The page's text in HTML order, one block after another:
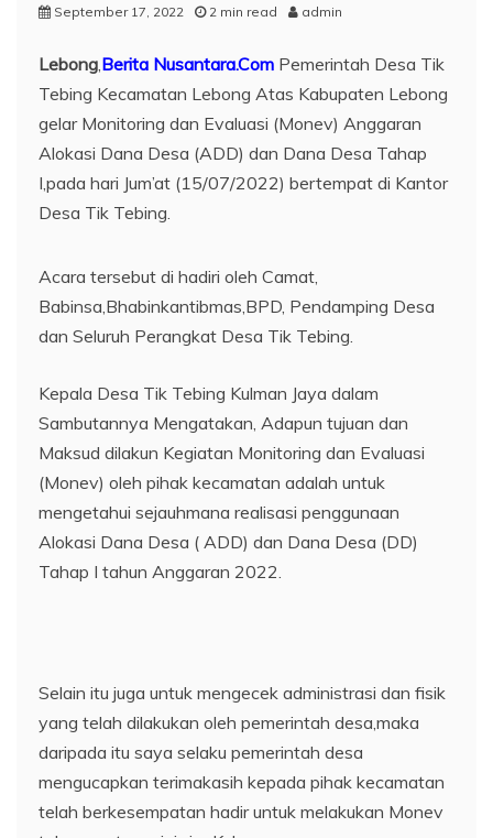
September 17, 2022 2 min read admin
Lebong,Berita Nusantara.Com Pemerintah Desa Tik
Tebing Kecamatan Lebong Atas Kabupaten Lebong
gelar Monitoring dan Evaluasi (Monev) Anggaran
Alokasi Dana Desa (ADD) dan Dana Desa Tahap
I,pada hari Jum’at (15/07/2022) bertempat di Kantor
Desa Tik Tebing.
Acara tersebut di hadiri oleh Camat,
Babinsa,Bhabinkantibmas,BPD, Pendamping Desa
dan Seluruh Perangkat Desa Tik Tebing.
Kepala Desa Tik Tebing Kulman Jaya dalam
Sambutannya Mengatakan, Adapun tujuan dan
Maksud dilakun Kegiatan Monitoring dan Evaluasi
(Monev) oleh pihak kecamatan adalah untuk
mengetahui sejauhmana realisasi penggunaan
Alokasi Dana Desa ( ADD) dan Dana Desa (DD)
Tahap I tahun Anggaran 2022.
Selain itu juga untuk mengecek administrasi dan fisik
yang telah dilakukan oleh pemerintah desa,maka
daripada itu saya selaku pemerintah desa
mengucapkan terimakasih kepada pihak kecamatan
telah berkesempatan hadir untuk melakukan Monev